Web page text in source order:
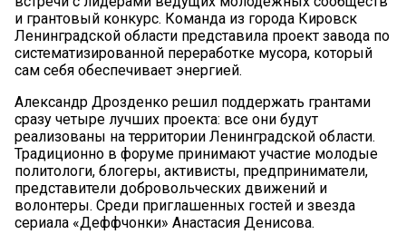
и грантовый конкурс. Команда из города Кировск
Ленинградской области представила проект завода по
систематизированной переработке мусора, который
сам себя обеспечивает энергией.
Александр Дрозденко решил поддержать грантами
сразу четыре лучших проекта: все они будут
реализованы на территории Ленинградской области.
Традиционно в форуме принимают участие молодые
политологи, блогеры, активисты, предприниматели,
представители добровольческих движений и
волонтеры. Среди приглашенных гостей и звезда
сериала «Деффчонки» Анастасия Денисова.